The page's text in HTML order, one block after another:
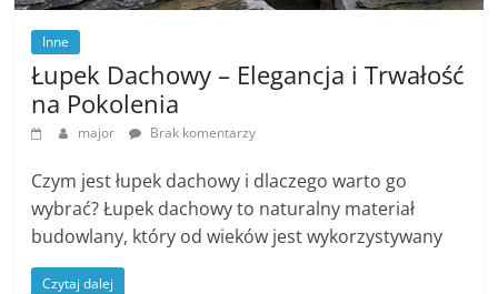
Inne
Łupek Dachowy – Elegancja i Trwałość
na Pokolenia
major Brak komentarzy
Czym jest łupek dachowy i dlaczego warto go
wybrać? Łupek dachowy to naturalny materiał
budowlany, który od wieków jest wykorzystywany
Czytaj dalej